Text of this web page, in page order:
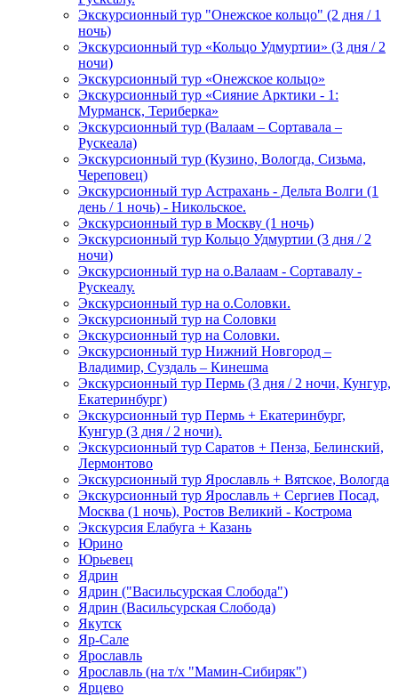
Экскурсионный тур "Онежское кольцо" (2 дня / 1
ночь)
Экскурсионный тур «Кольцо Удмуртии» (3 дня / 2
ночи)
Экскурсионный тур «Онежское кольцо»
Экскурсионный тур «Сияние Арктики - 1:
Мурманск, Териберка»
Экскурсионный тур (Валаам – Сортавала –
Рускеала)
Экскурсионный тур (Кузино, Вологда, Сизьма,
Череповец)
Экскурсионный тур Астрахань - Дельта Волги (1
день / 1 ночь) - Никольское.
Экскурсионный тур в Москву (1 ночь)
Экскурсионный тур Кольцо Удмуртии (3 дня / 2
ночи)
Экскурсионный тур на о.Валаам - Сортавалу -
Рускеалу.
Экскурсионный тур на о.Соловки.
Экскурсионный тур на Соловки
Экскурсионный тур на Соловки.
Экскурсионный тур Нижний Новгород –
Владимир, Суздаль – Кинешма
Экскурсионный тур Пермь (3 дня / 2 ночи, Кунгур,
Екатеринбург)
Экскурсионный тур Пермь + Екатеринбург,
Кунгур (3 дня / 2 ночи).
Экскурсионный тур Саратов + Пенза, Белинский,
Лермонтово
Экскурсионный тур Ярославль + Вятское, Вологда
Экскурсионный тур Ярославль + Сергиев Посад,
Москва (1 ночь), Ростов Великий - Кострома
Экскурсия Елабуга + Казань
Юрино
Юрьевец
Ядрин
Ядрин ("Васильсурская Слобода")
Ядрин (Васильсурская Слобода)
Якутск
Яр-Сале
Ярославль
Ярославль (на т/х "Мамин-Сибиряк")
Ярцево